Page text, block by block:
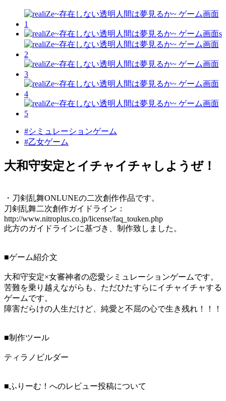
#シミュレーションゲーム
#乙女ゲーム
大和守安定とイチャイチャしようぜ！
・刀剣乱舞ONLUNEの二次創作作品です。
刀剣乱舞二次創作ガイドライン：
http://www.nitroplus.co.jp/license/faq_touken.php
此方のガイドラインに基づき、制作致しました。
■ゲーム紹介文
大和守安定×女審神者の恋愛シミュレーションゲームです。
苦難を乗り越えながらも、ただひたすらにイチャイチャする
ゲームです。
障害だらけの人生だけど、純愛と不屈の心で生き残れ！！！
■制作ツール
ティラノビルダー
■ふりーむ！へのレビュー投稿について